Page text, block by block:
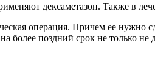
дексаметазон. Также в
операция. Причем ее нужно
более поздний срок не только